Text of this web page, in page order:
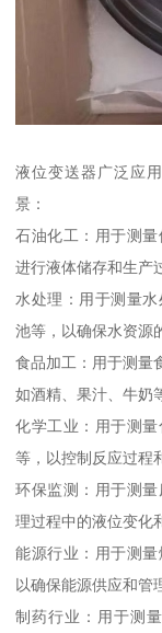
液位变送器广泛应
景：
石油化工：用于测
进行液体储存和生产
水处理：用于测量
池等，以确保水资源
食品加工：用于测量
如酒精、果汁、牛奶
化学工业：用于测
等，以控制反应过程
环保监测：用于测
理过程中的液位变化
能源行业：用于测
以确保能源供应和管
制药行业：用于测